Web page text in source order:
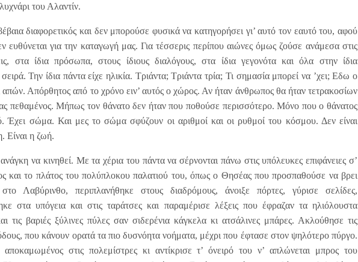
του Αλαντίν.
διαφορετικός και δεν μπορούσε φυσικά να κατηγορήσει γι’ αυτό τον εαυτό του, αφού
ευθύνεται για την καταγωγή μας. Για τέσσερις περίπου αιώνες όμως ζούσε ανάμεσα στις
στα ίδια πρόσωπα, στους ίδιους διαλόγους, στα ίδια γεγονότα και όλα στην ίδια
Την ίδια πάντα είχε ηλικία. Τριάντα; Τριάντα τρία; Τι σημασία μπορεί να ’χει; Εδω ο
απών. Απόρθητος από το χρόνο ειν’ αυτός ο χώρος. Αν ήταν άνθρωπος θα ήταν τετρακοσίων
πεθαμένος. Μήπως τον θάνατο δεν ήταν που ποθούσε περισσότερο. Μόνο που ο θάνατος
Έχει σώμα. Και μες το σώμα σφύζουν οι αριθμοί και οι ρυθμοί του κόσμου. Δεν είναι
Είναι η ζωή.
να κινηθεί. Με τα χέρια του πάντα να σέρνονται πάνω στις υπόλευκες επιφάνειες σ’
και το πλάτος του πολύπλοκου παλατιού του, όπως ο Θησέας που προσπαθούσε να βρει
Λαβύρινθο, περιπλανήθηκε στους διαδρόμους, άνοιξε πόρτες, γύρισε σελίδες,
στα υπόγεια και στις ταράτσες και παραμέρισε λέξεις που έφραζαν τα ηλιόλουστα
τις βαριές ξύλινες πύλες σαν σιδερένια κάγκελα κι ατσάλινες μπάρες. Ακλούθησε τις
που κάνουν ορατά τα πιο δυσνόητα νοήματα, μέχρι που έφτασε στον ψηλότερο πύργο.
στις πολεμίστρες κι αντίκρισε τ’ όνειρό του ν’ απλώνεται μπρος του